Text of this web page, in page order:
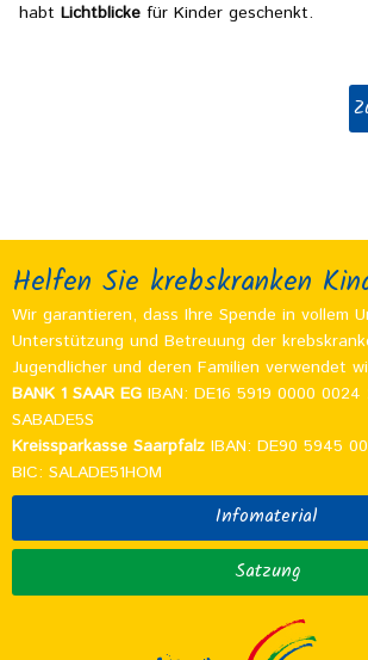
habt Lichtblicke für Kinder geschenkt.
Helfen Sie krebskranken
Wir garantieren, dass Ihre Spende in vollem
Unterstützung und Betreuung der
Jugendlicher und deren Familien verwendet
BANK 1 SAAR EG IBAN: DE16 5919 0000 0024
SABADE5S
Kreissparkasse Saarpfalz IBAN: DE90 5945
BIC: SALADE51HOM
Infomaterial
Satzung